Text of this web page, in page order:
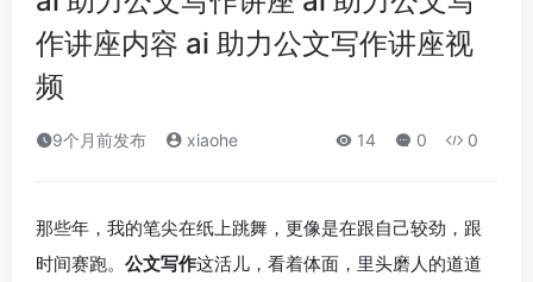
作讲座内容 ai 助力公文写作讲座视
频
9个月前发布 xiaohe 14 0 0
那些年，我的笔尖在纸上跳舞，更像是在跟自己较劲，跟
时间赛跑。 公文写作这活儿，看着体面，里头磨人的道道